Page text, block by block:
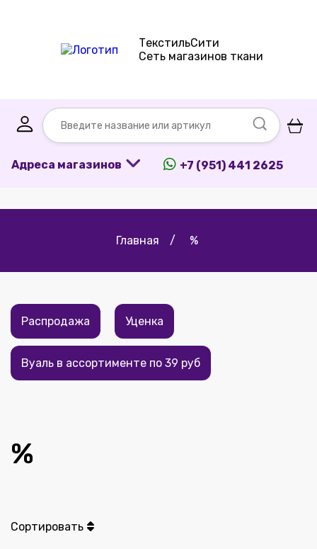
ТекстильСити
Сеть магазинов ткани
Адреса магазинов +7 (951) 441 2625
Главная / %
Распродажа Уценка
Вуаль в ассортименте по 39 руб
%
Сортировать